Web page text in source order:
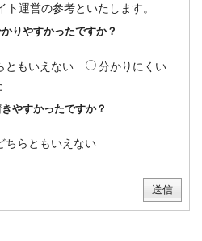
運営の参考といたします。
りやすかったですか？
ともいえない
分かりにくい
やすかったですか？
ちらともいえない